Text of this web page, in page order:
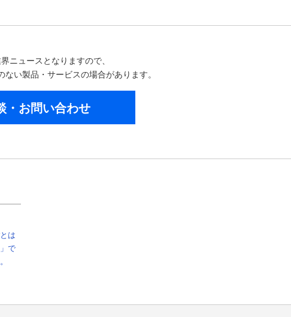
ニュースとなりますので、
ない製品・サービスの場合があります。
・お問い合わせ
は
で